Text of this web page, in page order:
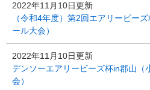
2022年11月10日更新
（令和4年度）第2回エアリービー
ール大会）
2022年11月10日更新
デンソーエアリービーズ杯in郡山（
会）